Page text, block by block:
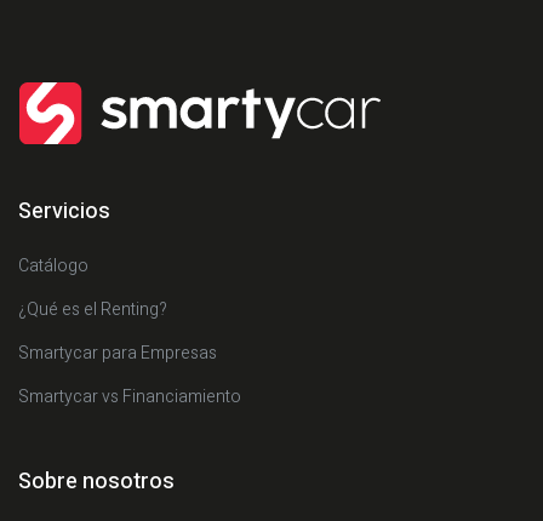
Servicios
Catálogo
¿Qué es el Renting?
Smartycar para Empresas
Smartycar vs Financiamiento
Sobre nosotros